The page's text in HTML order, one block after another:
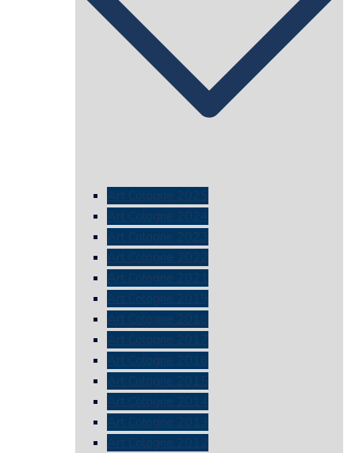
Art Cologne 2025
Art Cologne 2024
Art Cologne 2023
Art Cologne 2022
Art Cologne 2021
Art Cologne 2019
Art Cologne 2018
Art Cologne 2017
Art Cologne 2016
Art Cologne 2015
Art Cologne 2014
Art Cologne 2013
Art Cologne 2012